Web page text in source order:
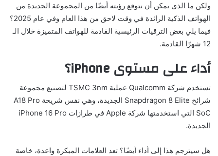
ولكن ما الذي يمكن أن نتوقع رؤيته أيضًا من المجموعة الجديدة من
الهواتف الذكية الرائدة في وقت لاحق من هذا العام وفي عام 2025؟
فيما يلي بعض الترقيات الرئيسية القادمة للهواتف المتميزة خلال الـ
12 شهرًا القادمة.
أداء على مستوى iPhone؟
تستخدم شركة Qualcomm عملية TSMC 3nm لتصنيع مجموعة
شرائح Snapdragon 8 Elite الجديدة، وهي نفس شريحة A18 Pro
SoC التي استخدمتها شركة Apple في طرازات iPhone 16 Pro
الجديدة.
هل سيترجم هذا إلى أداء أيضًا؟ تعد العلامات المبكرة واعدة، خاصة